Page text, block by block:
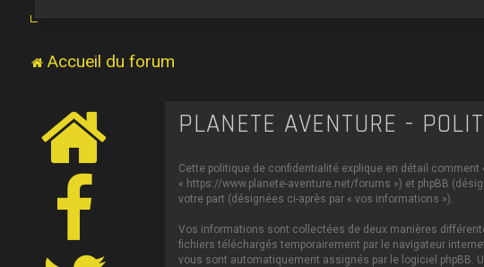
Accueil du forum
PLANÈTE AVENTURE -
Cette politique de confidentialité explique en détail comment
« https://www.planete-aventure.net/forums ») et phpBB
votre part (désignées ci-après par « vos informations »).
Vos informations sont collectées de deux manières
fichiers téléchargés temporairement par le navigateur
vous sont automatiquement assignés par le logiciel phpBB.